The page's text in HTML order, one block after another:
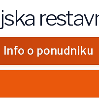
Info o ponudniku